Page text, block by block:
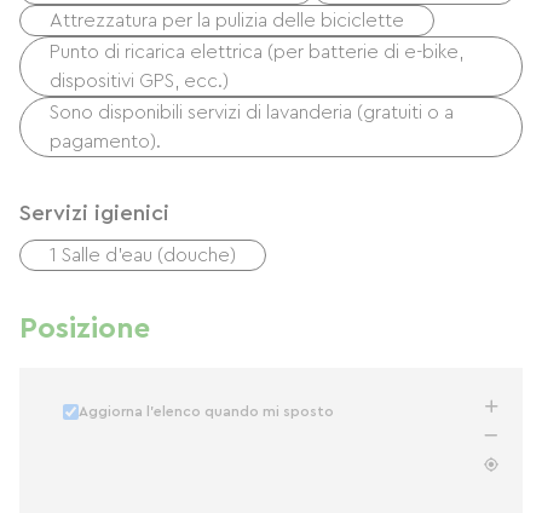
Attrezzatura per la pulizia delle biciclette
Punto di ricarica elettrica (per batterie di e-bike,
dispositivi GPS, ecc.)
Sono disponibili servizi di lavanderia (gratuiti o a
pagamento).
Servizi igienici
1 Salle d'eau (douche)
Posizione
Aggiorna l'elenco quando mi sposto